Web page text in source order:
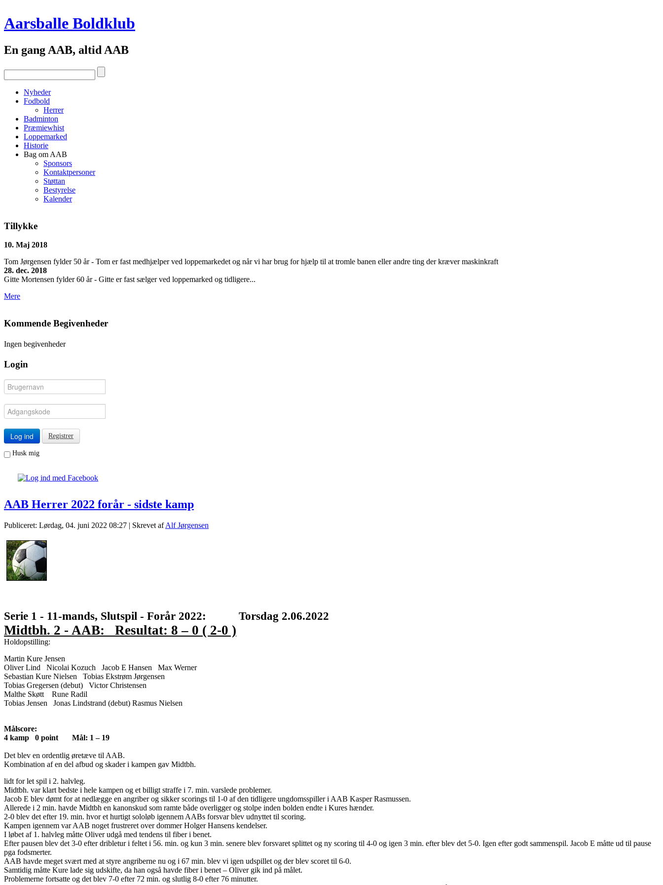
Aarsballe Boldklub
En gang AAB, altid AAB
Nyheder
Fodbold
Herrer
Badminton
Præmiewhist
Loppemarked
Historie
Bag om AAB
Sponsors
Kontaktpersoner
Støttan
Bestyrelse
Kalender
Tillykke
10. Maj 2018
Tom Jørgensen fylder 50 år - Tom er fast medhjælper ved loppemarkedet og når vi har brug for hjælp til at tromle banen eller andre ting der kræver maskinkraft
28. dec. 2018
Gitte Mortensen fylder 60 år - Gitte er fast sælger ved loppemarked og tidligere...
Mere
Kommende Begivenheder
Ingen begivenheder
Login
Log ind Registrer
Husk mig
AAB Herrer 2022 forår - sidste kamp
Publiceret: Lørdag, 04. juni 2022 08:27 | Skrevet afAlf Jørgensen
Serie 1 - 11-mands, Slutspil - Forår 2022: Torsdag 2.06.2022
Midtbh. 2 - AAB: Resultat: 8 – 0 ( 2-0 )
Holdopstilling:
Martin Kure Jensen
Oliver Lind Nicolai Kozuch Jacob E Hansen Max Werner
Sebastian Kure Nielsen Tobias Ekstrøm Jørgensen
Tobias Gregersen (debut) Victor Christensen
Malthe Skøtt Rune Radil
Tobias Jensen Jonas Lindstrand (debut) Rasmus Nielsen
Målscore:
4 kamp 0 point Mål: 1 – 19
Det blev en ordentlig øretæve til AAB.
Kombination af en del afbud og skader i kampen gav Midtbh.
lidt for let spil i 2. halvleg.
Midtbh. var klart bedste i hele kampen og et billigt straffe i 7. min. varslede problemer.
Jacob E blev dømt for at nedlægge en angriber og sikker scorings til 1-0 af den tidligere ungdomsspiller i AAB Kasper Rasmussen.
Allerede i 2 min. havde Midtbh en kanonskud som ramte både overligger og stolpe inden bolden endte i Kures hænder.
2-0 blev det efter 19. min. hvor et hurtigt sololøb igennem AABs forsvar blev udnyttet til scoring.
Kampen igennem var AAB noget frustreret over dommer Holger Hansens kendelser.
I løbet af 1. halvleg måtte Oliver udgå med tendens til fiber i benet.
Efter pausen blev det 3-0 efter dribletur i feltet i 56. min. og kun 3 min. senere blev forsvaret splittet og ny scoring til 4-0 og igen 3 min. efter blev det 5-0. Igen efter godt sammenspil. Jacob E måtte ud til pause
pga fodsmerter.
AAB havde meget svært med at styre angriberne nu og i 67 min. blev vi igen udspillet og der blev scoret til 6-0.
Samtidig måtte Kure lade sig udskifte, da han også havde fiber i benet – Oliver gik ind på målet.
Problemerne fortsatte og det blev 7-0 efter 72 min. og slutlig 8-0 efter 76 minutter.